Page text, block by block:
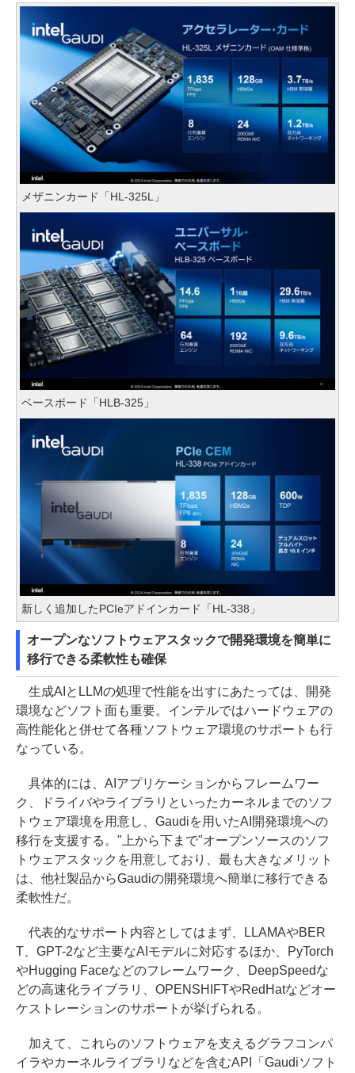
メザニンカード「HL-325L」
ベースボード「HLB-325」
新しく追加したPCIeアドインカード「HL-338」
オープンなソフトウェアスタックで開発環境を簡単に
移行できる柔軟性も確保
生成AIとLLMの処理で性能を出すにあたっては、開発
環境などソフト面も重要。インテルではハードウェアの
高性能化と併せて各種ソフトウェア環境のサポートも行
なっている。
具体的には、AIアプリケーションからフレームワー
ク、ドライバやライブラリといったカーネルまでのソフ
トウェア環境を用意し、Gaudiを用いたAI開発環境への
移行を支援する。"上から下まで"オープンソースのソフ
トウェアスタックを用意しており、最も大きなメリット
は、他社製品からGaudiの開発環境へ簡単に移行できる
柔軟性だ。
代表的なサポート内容としてはまず、LLAMAやBER
T、GPT-2など主要なAIモデルに対応するほか、PyTorch
やHugging Faceなどのフレームワーク、DeepSpeedな
どの高速化ライブラリ、OPENSHIFTやRedHatなどオー
ケストレーションのサポートが挙げられる。
加えて、これらのソフトウェアを支えるグラフコンパ
イラやカーネルライブラリなどを含むAPI「Gaudiソフト